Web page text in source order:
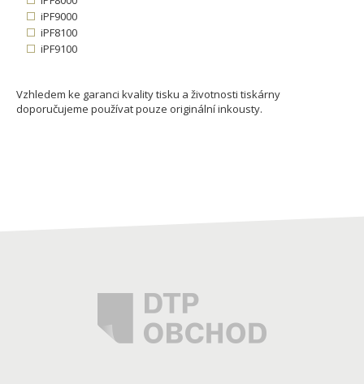
iPF9000
iPF8100
iPF9100
Vzhledem ke garanci kvality tisku a životnosti tiskárny
doporučujeme používat pouze originální inkousty.